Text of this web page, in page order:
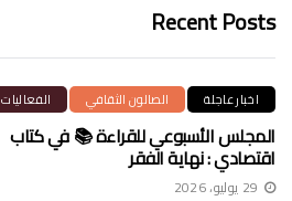
Recent Posts
اخبار عاجلة الصالون الثقافي الفعاليات
المجلس الأسبوعي للقراءة 📚 في كتاب
اقتصادي : نهاية الفقر
29 يوليو، 2026